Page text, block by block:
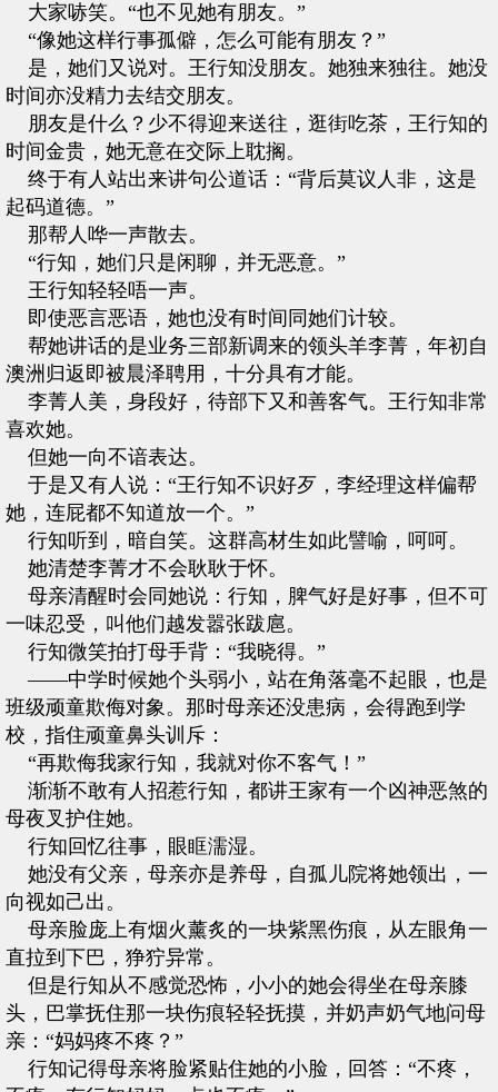
大家哧笑。“也不见她有朋友。”
“像她这样行事孤僻，怎么可能有朋友？”
是，她们又说对。王行知没朋友。她独来独往。她没
时间亦没精力去结交朋友。
朋友是什么？少不得迎来送往，逛街吃茶，王行知的
时间金贵，她无意在交际上耽搁。
终于有人站出来讲句公道话：“背后莫议人非，这是
起码道德。”
那帮人哗一声散去。
“行知，她们只是闲聊，并无恶意。”
王行知轻轻唔一声。
即使恶言恶语，她也没有时间同她们计较。
帮她讲话的是业务三部新调来的领头羊李菁，年初自
澳洲归返即被晨泽聘用，十分具有才能。
李菁人美，身段好，待部下又和善客气。王行知非常
喜欢她。
但她一向不谙表达。
于是又有人说：“王行知不识好歹，李经理这样偏帮
她，连屁都不知道放一个。”
行知听到，暗自笑。这群高材生如此譬喻，呵呵。
她清楚李菁才不会耿耿于怀。
母亲清醒时会同她说：行知，脾气好是好事，但不可
一味忍受，叫他们越发嚣张跋扈。
行知微笑拍打母手背：“我晓得。”
——中学时候她个头弱小，站在角落毫不起眼，也是
班级顽童欺侮对象。那时母亲还没患病，会得跑到学
校，指住顽童鼻头训斥：
“再欺侮我家行知，我就对你不客气！”
渐渐不敢有人招惹行知，都讲王家有一个凶神恶煞的
母夜叉护住她。
行知回忆往事，眼眶濡湿。
她没有父亲，母亲亦是养母，自孤儿院将她领出，一
向视如己出。
母亲脸庞上有烟火薰炙的一块紫黑伤痕，从左眼角一
直拉到下巴，狰狞异常。
但是行知从不感觉恐怖，小小的她会得坐在母亲膝
头，巴掌抚住那一块伤痕轻轻抚摸，并奶声奶气地问母
亲：“妈妈疼不疼？”
行知记得母亲将脸紧贴住她的小脸，回答：“不疼，